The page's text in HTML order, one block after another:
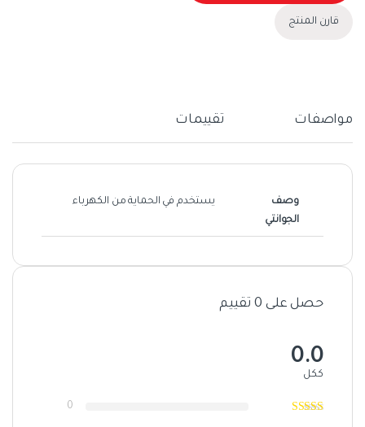
قارن المنتج
مواصفات تقييمات
وصف
الجوانتي
يستخدم في الحماية من الكهرباء
حصل على 0 تقييم
0.0
ككل
0